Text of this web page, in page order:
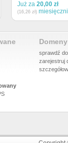
Już za 20,00 zł
(16,26 zł)
sprawdź
zarejestruj